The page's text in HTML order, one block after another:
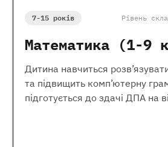
7-15 років Рівень
Математика (1-9
Дитина навчиться
та підвищить комп’ютерну
підготується до здачі ДПА на